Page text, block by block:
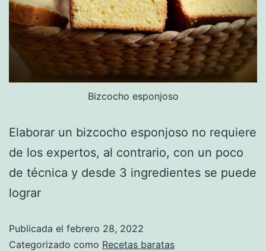
Bizcocho esponjoso
Elaborar un bizcocho esponjoso no requiere
de los expertos, al contrario, con un poco
de técnica y desde 3 ingredientes se puede
lograr
Publicada el febrero 28, 2022
Categorizado como Recetas baratas